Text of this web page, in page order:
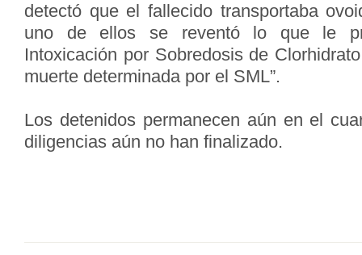
detectó que el fallecido transportaba
uno de ellos se reventó lo que le
Intoxicación por Sobredosis de
muerte determinada por el SML”.
Los detenidos permanecen aún en el
diligencias aún no han finalizado.